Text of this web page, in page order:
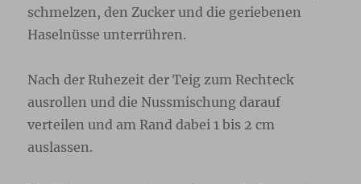
schmelzen, den Zucker und die geriebenen
Haselnüsse unterrühren.
Nach der Ruhezeit der Teig zum Rechteck
ausrollen und die Nussmischung darauf
verteilen und am Rand dabei 1 bis 2 cm
auslassen.